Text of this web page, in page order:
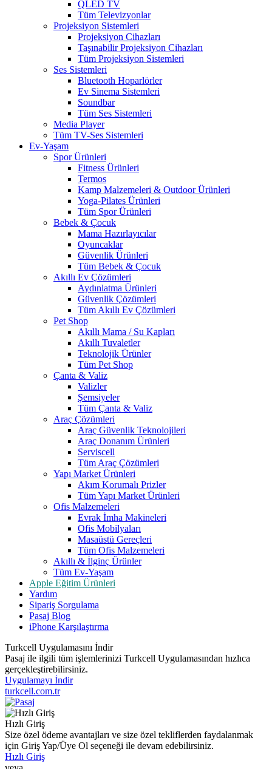
QLED TV
Tüm Televizyonlar
Projeksiyon Sistemleri
Projeksiyon Cihazları
Taşınabilir Projeksiyon Cihazları
Tüm Projeksiyon Sistemleri
Ses Sistemleri
Bluetooth Hoparlörler
Ev Sinema Sistemleri
Soundbar
Tüm Ses Sistemleri
Media Player
Tüm TV-Ses Sistemleri
Ev-Yaşam
Spor Ürünleri
Fitness Ürünleri
Termos
Kamp Malzemeleri & Outdoor Ürünleri
Yoga-Pilates Ürünleri
Tüm Spor Ürünleri
Bebek & Çocuk
Mama Hazırlayıcılar
Oyuncaklar
Güvenlik Ürünleri
Tüm Bebek & Çocuk
Akıllı Ev Çözümleri
Aydınlatma Ürünleri
Güvenlik Çözümleri
Tüm Akıllı Ev Çözümleri
Pet Shop
Akıllı Mama / Su Kapları
Akıllı Tuvaletler
Teknolojik Ürünler
Tüm Pet Shop
Çanta & Valiz
Valizler
Şemsiyeler
Tüm Çanta & Valiz
Araç Çözümleri
Araç Güvenlik Teknolojileri
Araç Donanım Ürünleri
Serviscell
Tüm Araç Çözümleri
Yapı Market Ürünleri
Akım Korumalı Prizler
Tüm Yapı Market Ürünleri
Ofis Malzemeleri
Evrak İmha Makineleri
Ofis Mobilyaları
Masaüstü Gereçleri
Tüm Ofis Malzemeleri
Akıllı & İlginç Ürünler
Tüm Ev-Yaşam
Apple Eğitim Ürünleri
Yardım
Sipariş Sorgulama
Pasaj Blog
iPhone Karşılaştırma
Turkcell Uygulamasını İndir
Pasaj ile ilgili tüm işlemlerinizi Turkcell Uygulamasından hızlıca
gerçekleştirebilirsiniz.
Uygulamayı İndir
turkcell.com.tr
Hızlı Giriş
Size özel ödeme avantajları ve size özel tekliflerden faydalanmak
için Giriş Yap/Üye Ol seçeneği ile devam edebilirsiniz.
Hızlı Giriş